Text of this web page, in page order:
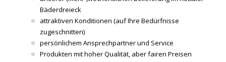
Bäderdreieck
attraktiven Konditionen (auf Ihre Bedürfnisse
zugeschnitten)
persönlichem Ansprechpartner und Service
Produkten mit hoher Qualität, aber fairen Preisen